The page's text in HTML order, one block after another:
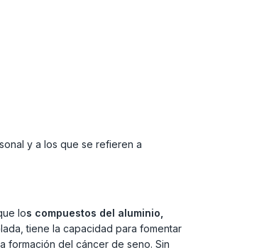
y a los que se refieren a
los compuestos del aluminio,
tiene la capacidad para fomentar
formación del cáncer de seno. Sin